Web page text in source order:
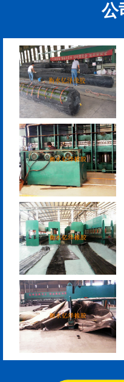
缝
RG型桥梁伸缩缝
模数式160、240、320
缩缝
L型桥梁伸缩缝
公